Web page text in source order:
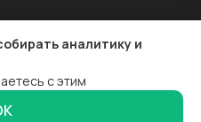
аналитику и
с этим